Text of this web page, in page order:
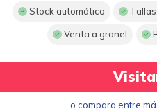
Stock automático
Venta a granel
o compara entre